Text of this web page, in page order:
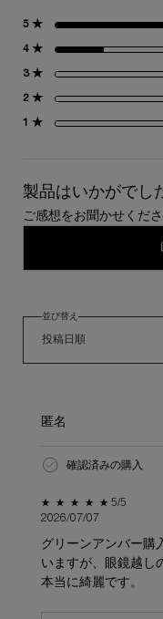
5 ★
4 ★
3 ★
2 ★
1 ★
製品はいかがでし
ご感想をお聞かせくださ
並び替え
匿名
確認済みの購入
5星中5。 5/5
2026/07/07
グリーンアンバー購
いますが、眼鏡越し
本当に綺麗です。